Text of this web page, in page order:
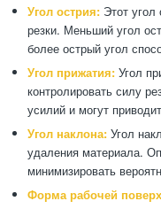
Угол острия: Этот
резки. Меньший угол
более острый угол
Угол прижатия: Угол
контролировать силу
усилий и могут
Угол наклона: Угол
удаления материала.
минимизировать
Форма рабочей